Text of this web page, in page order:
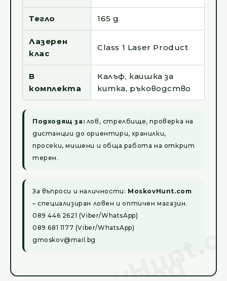
Тегло 165 g
Лазерен
клас
Class 1 Laser Product
В
комплекта
Калъф, каишка за
китка, ръководство
Подходящ за: лов, стрелбище, проверка на
дистанции до ориентири, хранилки,
просеки, мишени и обща работа на открит
терен.
За въпроси и наличности: MoskovHunt.com
– специализиран ловен и оптичен магазин.
089 446 2621 (Viber/WhatsApp)
089 681 1177 (Viber/WhatsApp)
gmoskov@mail.bg